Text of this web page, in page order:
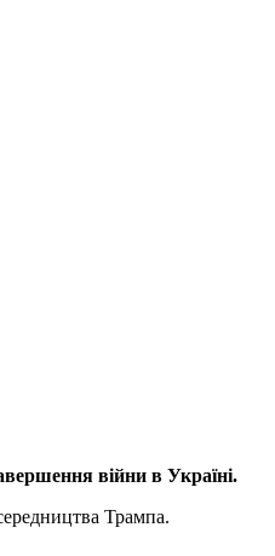
війни в Україні.
Трампа.